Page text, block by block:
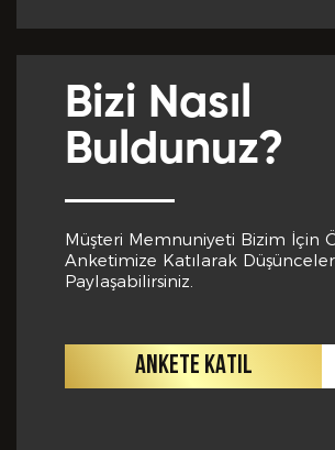
Bizi Nasıl
Buldunuz?
Müşteri Memnuniyeti Bizim İçin
Anketimize Katılarak
Paylaşabilirsiniz.
ANKETE KATIL
Yabancı Dil *
Yabancı Dil Seviyesi *